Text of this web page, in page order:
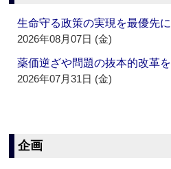
生命守る政策の実現を最優先に
2026年08月07日 (金)
薬価逆ざや問題の抜本的改革を
2026年07月31日 (金)
企画